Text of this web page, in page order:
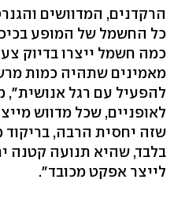
הרקדנים, המדוושים
כל החשמל של המופע
כמה חשמל ייצרו בדיוק
מאמינים שתהיה כמות
להפעיל עם רגל אנושית",
שזה יחסית הרבה, בריקוד
בלבד, שהיא תנועה קטנה
לייצר אפקט מכובד".